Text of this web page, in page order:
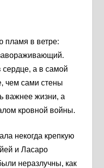
пламя в ветре:
сердце, а в самой
чем сами стены
важнее жизни, а
кровной войны.
некогда крепкую
и Ласаро
неразлучны, как